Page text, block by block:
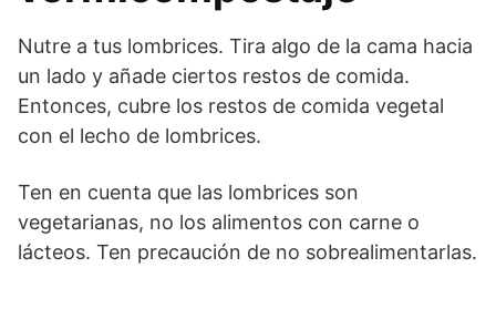
Nutre a tus lombrices. Tira algo de la cama hacia
un lado y añade ciertos restos de comida.
Entonces, cubre los restos de comida vegetal
con el lecho de lombrices.
Ten en cuenta que las lombrices son
vegetarianas, no los alimentos con carne o
lácteos. Ten precaución de no sobrealimentarlas.